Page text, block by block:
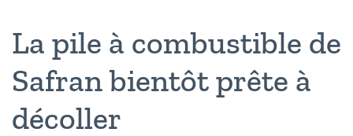
La pile à combustible de
Safran bientôt prête à
décoller